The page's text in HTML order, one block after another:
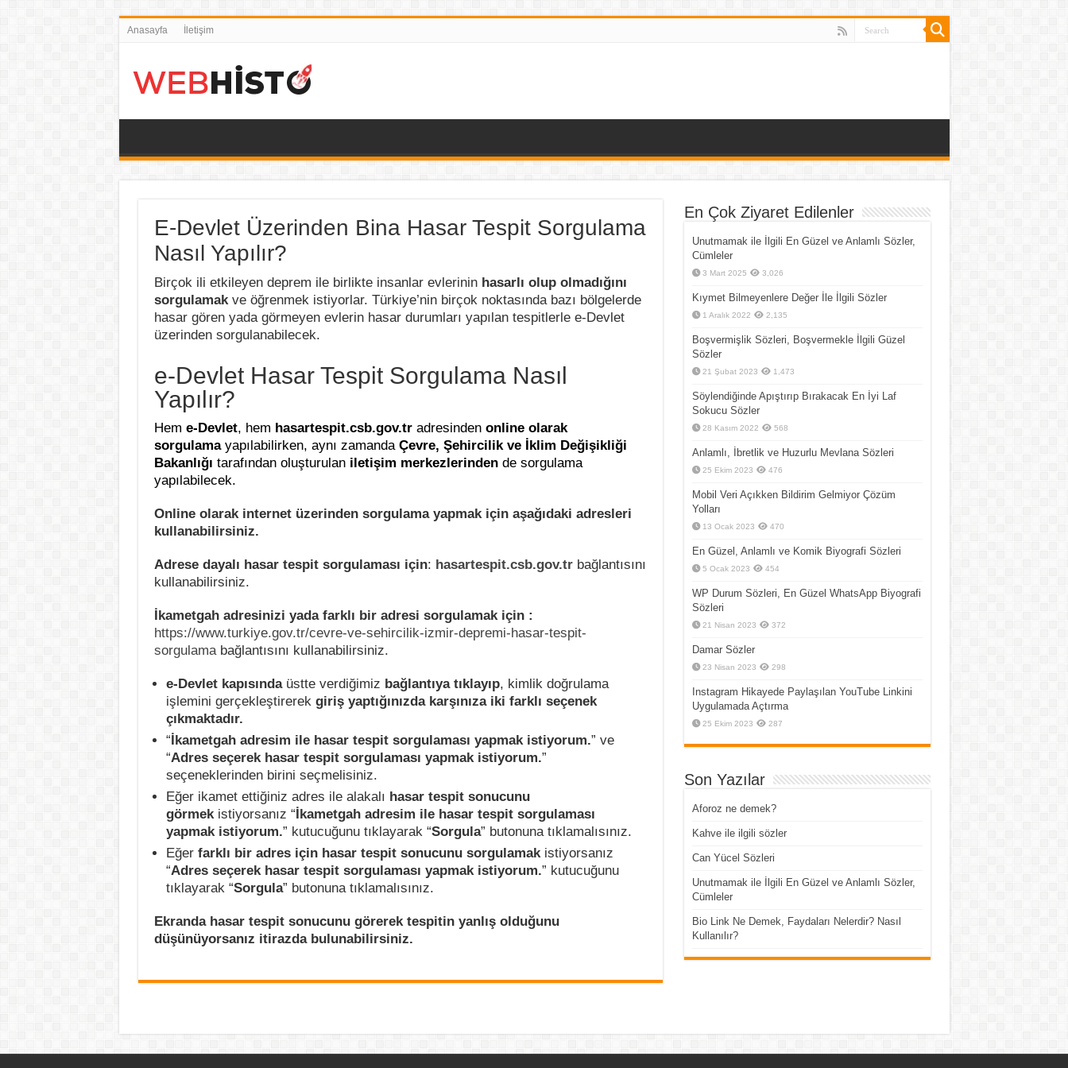
Anasayfa İletişim
E-Devlet Üzerinden Bina Hasar Tespit Sorgulama
Nasıl Yapılır?
Birçok ili etkileyen deprem ile birlikte insanlar evlerinin hasarlı olup olmadığını
sorgulamakve öğrenmek istiyorlar. Türkiye’nin birçok noktasında bazı bölgelerde
hasar gören yada görmeyen evlerin hasar durumları yapılan tespitlerle e-Devlet
üzerinden sorgulanabilecek.
e-Devlet Hasar Tespit Sorgulama Nasıl
Yapılır?
Hem e-Devlet, hem hasartespit.csb.gov.tradresinden online olarak
sorgulamayapılabilirken, aynı zamanda Çevre, Şehircilik ve İklim Değişikliği
Bakanlığı tarafından oluşturulan iletişim merkezlerindende sorgulama
yapılabilecek.
Online olarak internet üzerinden sorgulama yapmak için aşağıdaki adresleri
kullanabilirsiniz.
Adrese dayalı hasar tespit sorgulaması için: hasartespit.csb.gov.trbağlantısını
kullanabilirsiniz.
İkametgah adresinizi yada farklı bir adresi sorgulamak için :
https://www.turkiye.gov.tr/cevre-ve-sehircilik-izmir-depremi-hasar-tespit-
sorgulamabağlantısını kullanabilirsiniz.
e-Devlet kapısındaüstte verdiğimiz bağlantıya tıklayıp, kimlik doğrulama
işlemini gerçekleştirerek giriş yaptığınızda karşınıza iki farklı seçenek
çıkmaktadır.
“İkametgah adresim ile hasar tespit sorgulaması yapmak istiyorum.” ve
“Adres seçerek hasar tespit sorgulaması yapmak istiyorum.”
seçeneklerinden birini seçmelisiniz.
Eğer ikamet ettiğiniz adres ile alakalı hasar tespit sonucunu
görmekistiyorsanız “İkametgah adresim ile hasar tespit sorgulaması
yapmak istiyorum.” kutucuğunu tıklayarak “Sorgula” butonuna tıklamalısınız.
Eğer farklı bir adres için hasar tespit sonucunu sorgulamak istiyorsanız
“Adres seçerek hasar tespit sorgulaması yapmak istiyorum.” kutucuğunu
tıklayarak “Sorgula” butonuna tıklamalısınız.
Ekranda hasar tespit sonucunu görerek tespitin yanlış olduğunu
düşünüyorsanız itirazda bulunabilirsiniz.
En Çok Ziyaret Edilenler
Unutmamak ile İlgili En Güzel ve Anlamlı Sözler,
Cümleler
3 Mart 2025 3,026
Kıymet Bilmeyenlere Değer İle İlgili Sözler
1 Aralık 2022 2,135
Boşvermişlik Sözleri, Boşvermekle İlgili Güzel
Sözler
21 Şubat 2023 1,473
Söylendiğinde Apıştırıp Bırakacak En İyi Laf
Sokucu Sözler
28 Kasım 2022 568
Anlamlı, İbretlik ve Huzurlu Mevlana Sözleri
25 Ekim 2023 476
Mobil Veri Açıkken Bildirim Gelmiyor Çözüm
Yolları
13 Ocak 2023 470
En Güzel, Anlamlı ve Komik Biyografi Sözleri
5 Ocak 2023 454
WP Durum Sözleri, En Güzel WhatsApp Biyografi
Sözleri
21 Nisan 2023 372
Damar Sözler
23 Nisan 2023 298
Instagram Hikayede Paylaşılan YouTube Linkini
Uygulamada Açtırma
25 Ekim 2023 287
Son Yazılar
Aforoz ne demek?
Kahve ile ilgili sözler
Can Yücel Sözleri
Unutmamak ile İlgili En Güzel ve Anlamlı Sözler,
Cümleler
Bio Link Ne Demek, Faydaları Nelerdir? Nasıl
Kullanılır?